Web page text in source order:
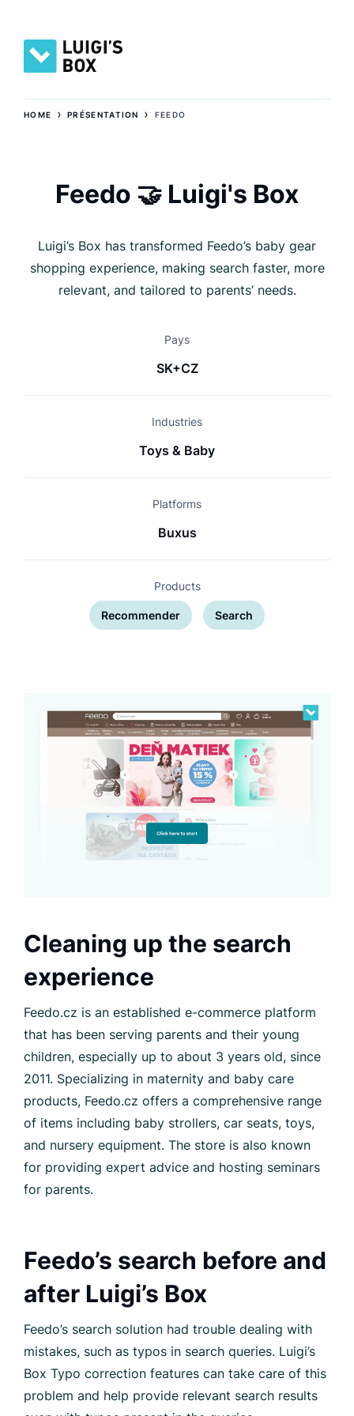
HOME ›PRÉSENTATION › FEEDO
Feedo 🤝 Luigi's Box
Luigi’s Box has transformed Feedo’s baby gear
shopping experience, making search faster, more
relevant, and tailored to parents’ needs.
Pays
SK+CZ
Industries
Toys & Baby
Platforms
Buxus
Products
Recommender Search
Cleaning up the search
experience
Feedo.cz is an established e-commerce platform
that has been serving parents and their young
children, especially up to about 3 years old, since
2011. Specializing in maternity and baby care
products, Feedo.cz offers a comprehensive range
of items including baby strollers, car seats, toys,
and nursery equipment. The store is also known
for providing expert advice and hosting seminars
for parents.
Feedo’s search before and
after Luigi’s Box
Feedo’s search solution had trouble dealing with
mistakes, such as typos in search queries. Luigi’s
Box Typo correction features can take care of this
problem and help provide relevant search results